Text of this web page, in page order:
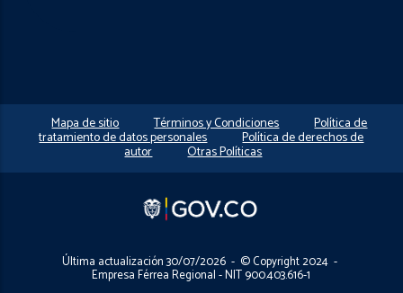
Mapa de sitio Términos y Condiciones Política de
tratamiento de datos personales Política de derechos de
autor Otras Políticas
Última actualización 30/07/2026 - © Copyright 2024 -
Empresa Férrea Regional - NIT 900.403.616-1